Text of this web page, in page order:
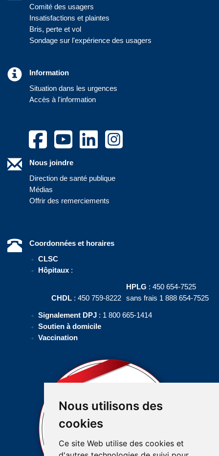
Nous utilisons des
cookies
Ce site Web utilise des cookies et
Comité des usagers
Insatisfactions et plaintes
Bris, perte et vol
Sondage sur l'expérience des usagers
Information
Situation dans les urgences
Accès à l'information
Nous joindre
Direction de santé publique
Médias
Offrir des remerciements
Coordonnées et horaires
CLSC
Hôpitaux :
CHDL : 450 759-8222
HPLG : 450 654-7525
sans frais 1 888 654-7525
Signalement DPJ : 1 800 665-1414
Soutien à domicile
Vaccination